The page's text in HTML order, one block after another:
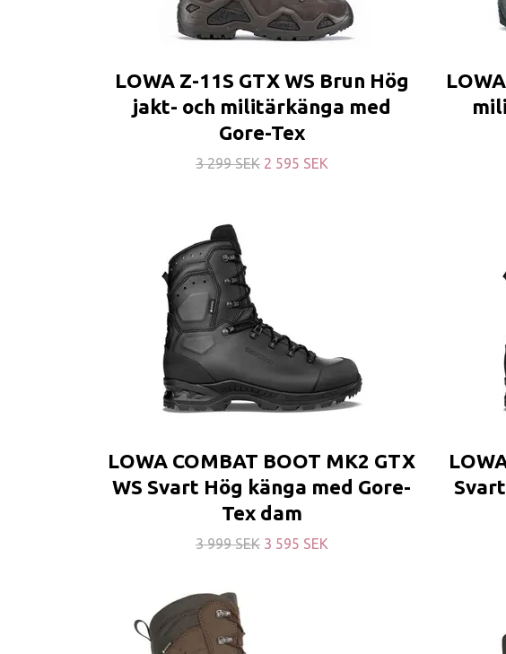
LOWA Z-11S GTX WS Brun Hög
jakt- och militärkänga med
Gore-Tex
3 299 SEK 2 595 SEK
LOWA COMBAT BOOT MK2 GTX
WS Svart Hög känga med Gore-
Tex dam
3 999 SEK 3 595 SEK